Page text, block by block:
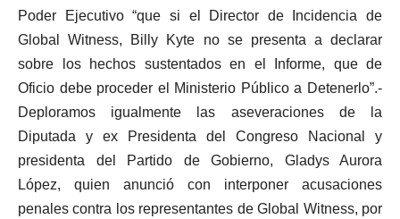
Poder Ejecutivo “que si el Director de Incidencia de
Global Witness, Billy Kyte no se presenta a declarar
sobre los hechos sustentados en el Informe, que de
Oficio debe proceder el Ministerio Público a Detenerlo”.-
Deploramos igualmente las aseveraciones de la
Diputada y ex Presidenta del Congreso Nacional y
presidenta del Partido de Gobierno, Gladys Aurora
López, quien anunció con interponer acusaciones
penales contra los representantes de Global Witness, por